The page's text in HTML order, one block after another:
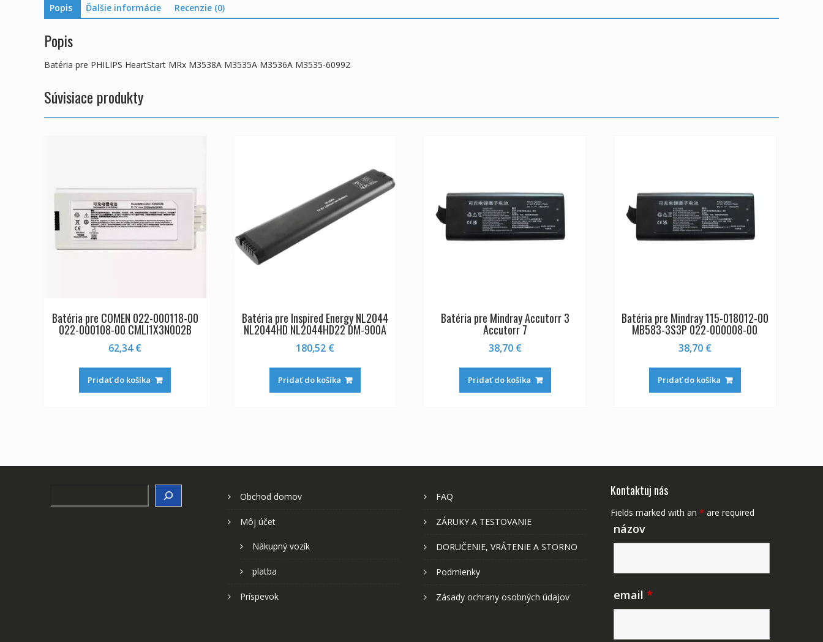
Popis Ďalšie informácie Recenzie (0)
Popis
Batéria pre PHILIPS HeartStart MRx M3538A M3535A M3536A M3535-60992
Súvisiace produkty
Batéria pre COMEN 022-000118-00
022-000108-00 CMLI1X3N002B
62,34€
Pridať do košíka
Batéria pre Inspired Energy NL2044
NL2044HD NL2044HD22 DM-900A
180,52 €
Pridať do košíka
Batéria pre Mindray Accutorr 3
Accutorr 7
38,70 €
Pridať do košíka
Batéria pre Mindray 115-018012-00
MB583-3S3P 022-000008-00
38,70 €
Pridať do košíka
Obchod domov
Môj účet
Nákupný vozík
platba
Príspevok
FAQ
ZÁRUKY A TESTOVANIE
DORUČENIE, VRÁTENIE A STORNO
Podmienky
Zásady ochrany osobných údajov
Kontaktuj nás
Fields marked with an * are required
názov
email *